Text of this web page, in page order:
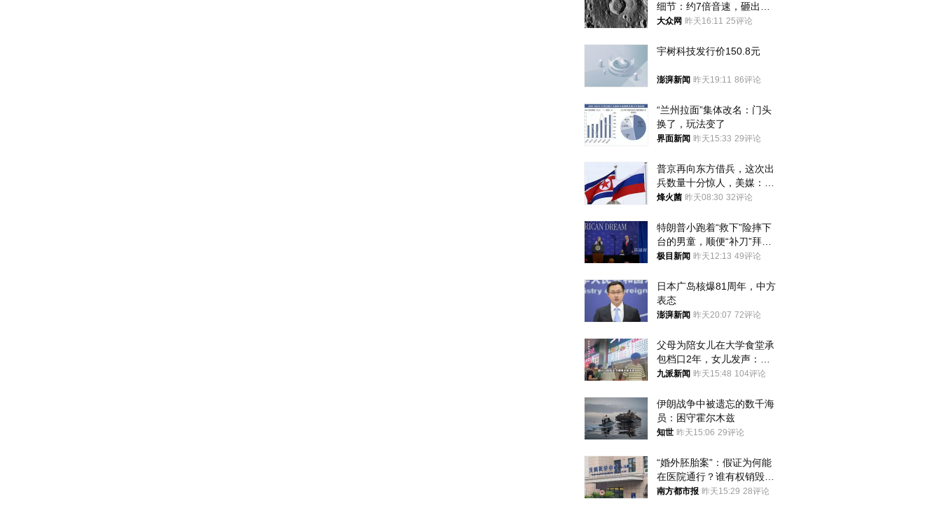
细节：约7倍音速，砸出直
径约30米撞击坑
大众网 昨天16:11 25评论
宇树科技发行价150.8元
澎湃新闻 昨天19:11 86评论
“兰州拉面”集体改名：门头
换了，玩法变了
界面新闻 昨天15:33 29评论
普京再向东方借兵，这次出
兵数量十分惊人，美媒：俄
朝要动真格？
烽火菌 昨天08:30 32评论
特朗普小跑着“救下”险摔下
台的男童，顺便“补刀”拜
登：“我可不想他像拜登一
极目新闻 昨天12:13 49评论
日本广岛核爆81周年，中方
表态
澎湃新闻 昨天20:07 72评论
父母为陪女儿在大学食堂承
包档口2年，女儿发声：初
衷是为了陪伴，毕业后将不
九派新闻 昨天15:48 104评论
伊朗战争中被遗忘的数千海
员：困守霍尔木兹
知世 昨天15:06 29评论
“婚外胚胎案”：假证为何能
在医院通行？谁有权销毁胚
胎？
南方都市报 昨天15:29 28评论